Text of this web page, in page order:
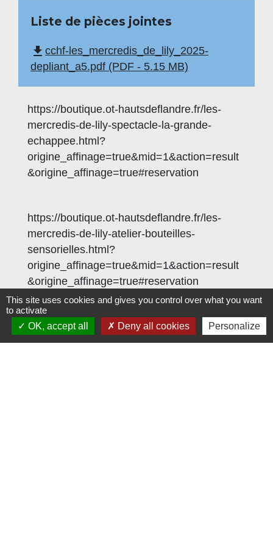
Liste de pièces jointes
file_download cchf-les_mercredis_de_lily_2025-
depliant_a5.pdf (PDF - 5.15 MB)
https://boutique.ot-hautsdeflandre.fr/les-
mercredis-de-lily-spectacle-la-grande-
echappee.html?
origine_affinage=true&mid=1&action=result
&origine_affinage=true#reservation
https://boutique.ot-hautsdeflandre.fr/les-
mercredis-de-lily-atelier-bouteilles-
sensorielles.html?
origine_affinage=true&mid=1&action=result
&origine_affinage=true#reservation
This site uses cookies and gives you control over what you want
to activate
OK, accept all
Deny all cookies Personalize